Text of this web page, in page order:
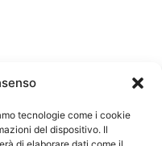
tecnologie come i cookie
del dispositivo. Il